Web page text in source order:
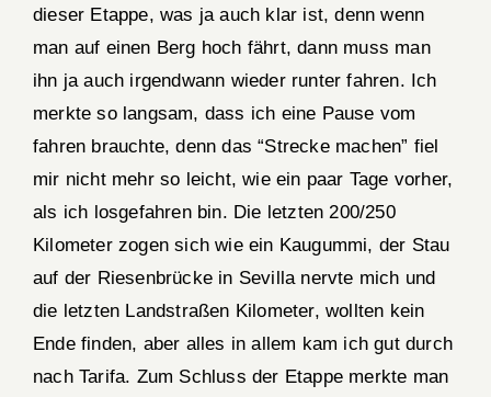
dieser Etappe, was ja auch klar ist, denn wenn
man auf einen Berg hoch fährt, dann muss man
ihn ja auch irgendwann wieder runter fahren. Ich
merkte so langsam, dass ich eine Pause vom
fahren brauchte, denn das “Strecke machen” fiel
mir nicht mehr so leicht, wie ein paar Tage vorher,
als ich losgefahren bin. Die letzten 200/250
Kilometer zogen sich wie ein Kaugummi, der Stau
auf der Riesenbrücke in Sevilla nervte mich und
die letzten Landstraßen Kilometer, wollten kein
Ende finden, aber alles in allem kam ich gut durch
nach Tarifa. Zum Schluss der Etappe merkte man